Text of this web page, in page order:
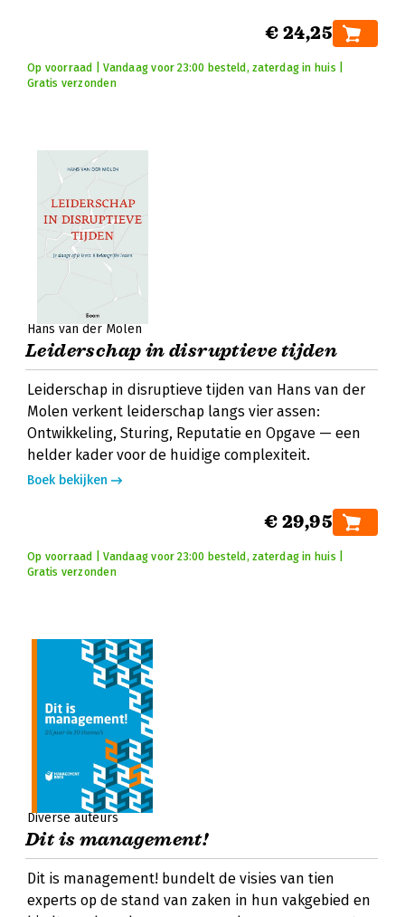
€ 24,25
Op voorraad | Vandaag voor 23:00 besteld, zaterdag in huis |
Gratis verzonden
Hans van der Molen
Leiderschap in disruptieve tijden
Leiderschap in disruptieve tijden van Hans van der
Molen verkent leiderschap langs vier assen:
Ontwikkeling, Sturing, Reputatie en Opgave — een
helder kader voor de huidige complexiteit.
Boek bekijken
€ 29,95
Op voorraad | Vandaag voor 23:00 besteld, zaterdag in huis |
Gratis verzonden
Diverse auteurs
Dit is management!
Dit is management! bundelt de visies van tien
experts op de stand van zaken in hun vakgebied en